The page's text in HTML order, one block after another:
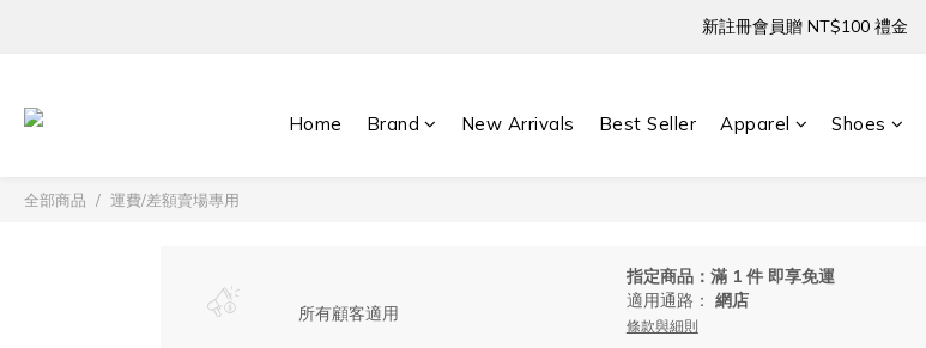
新註冊會員贈 NT$100 禮金
新註冊會員贈 NT$100 禮金
新註冊會員贈 NT$100 禮金
Home Brand New Arrivals Best Seller Apparel Shoes
全部商品 運費/差額賣場專用
所有顧客適用
指定商品：滿 1 件 即享免運
適用通路： 網店
條款與細則